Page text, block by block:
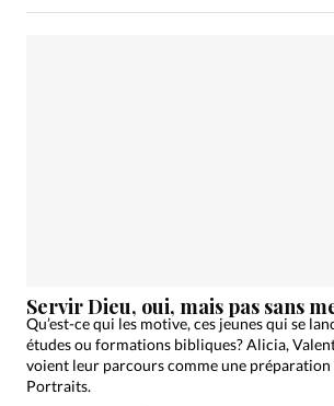
Servir Dieu, oui, mais pas sans
Qu’est-ce qui les motive, ces jeunes qui se
études ou formations bibliques? Alicia,
voient leur parcours comme une préparation
Portraits.